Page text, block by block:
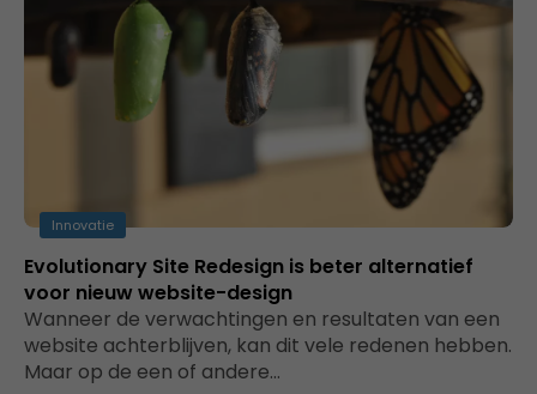
Innovatie
Evolutionary Site Redesign is beter alternatief
voor nieuw website-design
Wanneer de verwachtingen en resultaten van een
website achterblijven, kan dit vele redenen hebben.
Maar op de een of andere…